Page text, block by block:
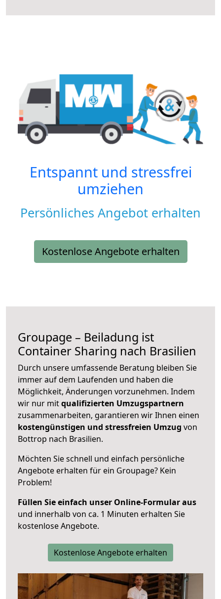
Entspannt und stressfrei
umziehen
Persönliches Angebot erhalten
Kostenlose Angebote erhalten
Groupage – Beiladung ist
Container Sharing nach Brasilien
Durch unsere umfassende Beratung bleiben Sie
immer auf dem Laufenden und haben die
Möglichkeit, Änderungen vorzunehmen. Indem
wir nur mitqualifizierten Umzugspartnern
zusammenarbeiten, garantieren wir Ihnen einen
kostengünstigen und stressfreien Umzug von
Bottrop nach Brasilien.
Möchten Sie schnell und einfach persönliche
Angebote erhalten für ein Groupage? Kein
Problem!
Füllen Sie einfach unser Online-Formular aus
und innerhalb von ca. 1 Minuten erhalten Sie
kostenlose Angebote.
Kostenlose Angebote erhalten